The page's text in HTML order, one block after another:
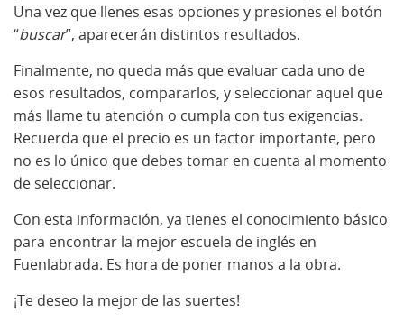
Una vez que llenes esas opciones y presiones el botón
“buscar”, aparecerán distintos resultados.
Finalmente, no queda más que evaluar cada uno de
esos resultados, compararlos, y seleccionar aquel que
más llame tu atención o cumpla con tus exigencias.
Recuerda que el precio es un factor importante, pero
no es lo único que debes tomar en cuenta al momento
de seleccionar.
Con esta información, ya tienes el conocimiento básico
para encontrar la mejor escuela de inglés en
Fuenlabrada. Es hora de poner manos a la obra.
¡Te deseo la mejor de las suertes!